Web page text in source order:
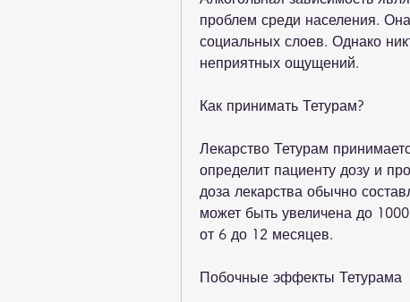
проблем среди населения.
социальных слоев. Однако
неприятных ощущений.
Как принимать Тетурам?
Лекарство Тетурам
определит пациенту дозу и
доза лекарства обычно
может быть увеличена до
от 6 до 12 месяцев.
Побочные эффекты Тетурама